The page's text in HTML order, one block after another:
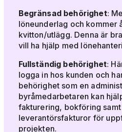
Begränsad behörighet:
löneunderlag och kommer
kvitton/utlägg. Denna är
vill ha hjälp med
Fullständig behörighet:
logga in hos kunden och
behörighet som en
byråmedarbetaren kan
fakturering, bokföring
leverantörsfakturor för
projekten.